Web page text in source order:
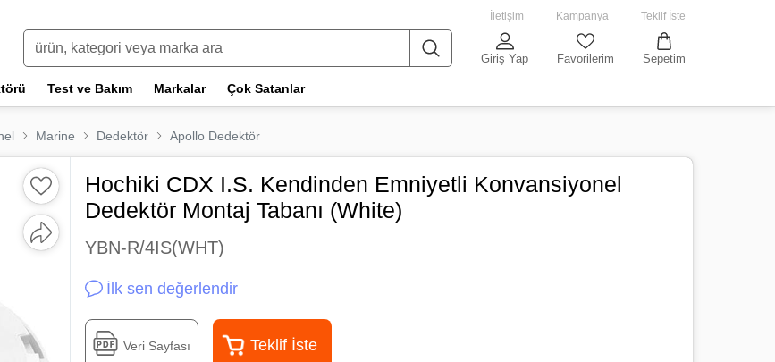
İletişim Kampanya Teklif İste
Sepetim
Favorilerim
Giriş Yap
Test ve Bakım Markalar Çok Satanlar
Marine Dedektör Apollo Dedektör
Hochiki CDX I.S. Kendinden Emniyetli Konvansiyonel
Dedektör Montaj Tabanı (White)
YBN-R/4IS(WHT)
İlk sen değerlendir
Veri Sayfası Teklif İste